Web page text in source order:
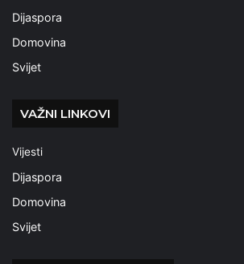
Dijaspora
Domovina
Svijet
VAŽNI LINKOVI
Vijesti
Dijaspora
Domovina
Svijet